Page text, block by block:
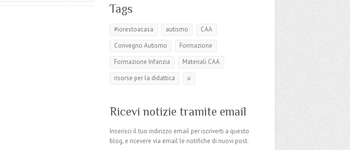
Tags
#iorestoacasa autismo
CAA
Convegno Autismo
Formazione
Formazione Infanzia
Materiali CAA
risorse per la didattica
u
Ricevi notizie tramite email
Inserisci il tuo indirizzo email per iscriverti a questo
blog, e ricevere via email le notifiche di nuovi post.